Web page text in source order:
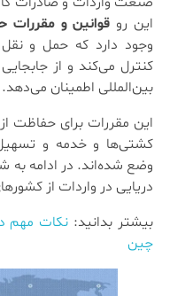
این رو قوانین و مقررات
وجود دارد که حمل و نقل
کنترل می‌کند و از
بین‌المللی اطمینان می‌دهد.
این مقررات برای حفاظت
کشتی‌ها و خدمه و تسهیل
وضع شده‌اند. در ادامه
دریایی در واردات از
بیشتر بدانید: نکات مهم
چین